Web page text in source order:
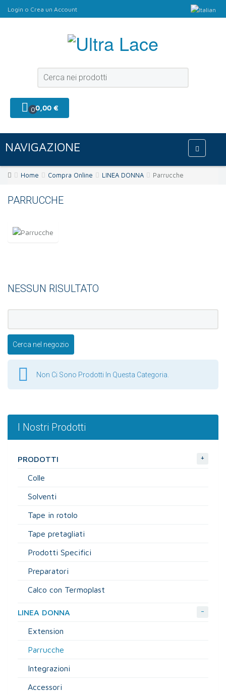
Login o Crea un Account
00,00 €
NAVIGAZIONE
Home Compra Online LINEA DONNA Parrucche
PARRUCCHE
NESSUN RISULTATO
Non Ci Sono Prodotti In Questa Categoria.
I Nostri Prodotti
PRODOTTI +
Colle
Solventi
Tape in rotolo
Tape pretagliati
Prodotti Specifici
Preparatori
Calco con Termoplast
LINEA DONNA -
Extension
Parrucche
Integrazioni
Accessori